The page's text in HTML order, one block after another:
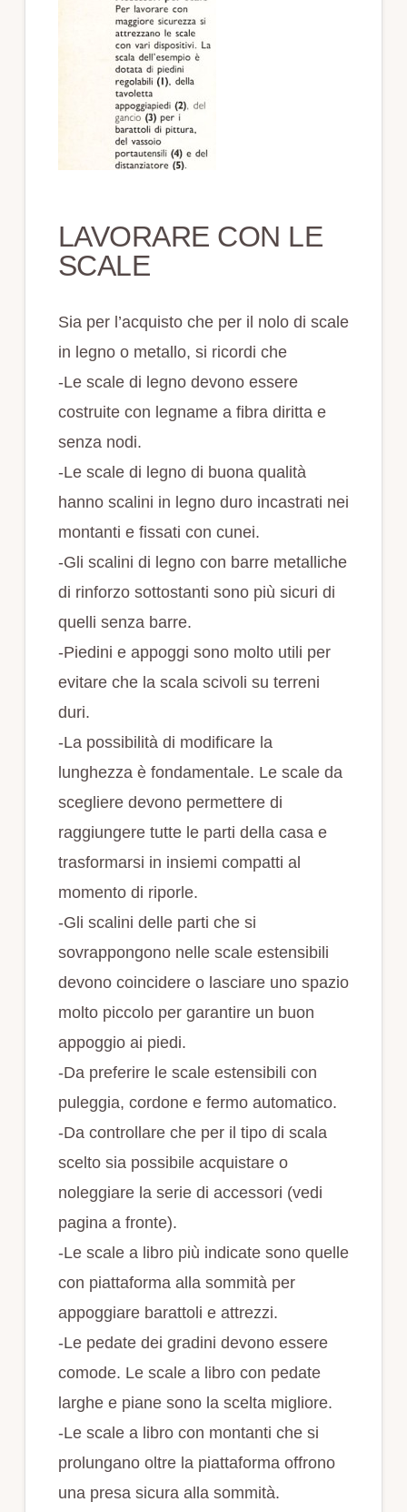
LAVORARE CON LE
SCALE
Sia per l’acquisto che per il nolo di scale
in legno o metallo, si ricordi che
-Le scale di legno devono essere
costruite con legname a fibra diritta e
senza nodi.
-Le scale di legno di buona qualità
hanno scalini in legno duro incastrati nei
montanti e fissati con cunei.
-Gli scalini di legno con barre metalliche
di rinforzo sottostanti sono più sicuri di
quelli senza barre.
-Piedini e appoggi sono molto utili per
evitare che la scala scivoli su terreni
duri.
-La possibilità di modificare la
lunghezza è fondamentale. Le scale da
scegliere devono permettere di
raggiungere tutte le parti della casa e
trasformarsi in insiemi compatti al
momento di riporle.
-Gli scalini delle parti che si
sovrappongono nelle scale estensibili
devono coincidere o lasciare uno spazio
molto piccolo per garantire un buon
appoggio ai piedi.
-Da preferire le scale estensibili con
puleggia, cordone e fermo automatico.
-Da controllare che per il tipo di scala
scelto sia possibile acquistare o
noleggiare la serie di accessori (vedi
pagina a fronte).
-Le scale a libro più indicate sono quelle
con piattaforma alla sommità per
appoggiare barattoli e attrezzi.
-Le pedate dei gradini devono essere
comode. Le scale a libro con pedate
larghe e piane sono la scelta migliore.
-Le scale a libro con montanti che si
prolungano oltre la piattaforma offrono
una presa sicura alla sommità.